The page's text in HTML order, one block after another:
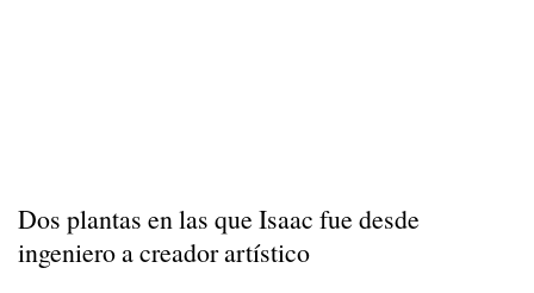
Dos plantas en las que Isaac fue desde
ingeniero a creador artístico